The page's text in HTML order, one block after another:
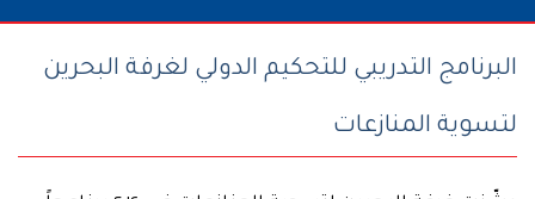
البرنامج التدريبي للتحكيم الدولي لغرفة البحرين
لتسوية المنازعات